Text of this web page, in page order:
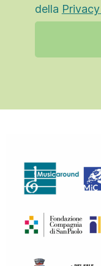
della